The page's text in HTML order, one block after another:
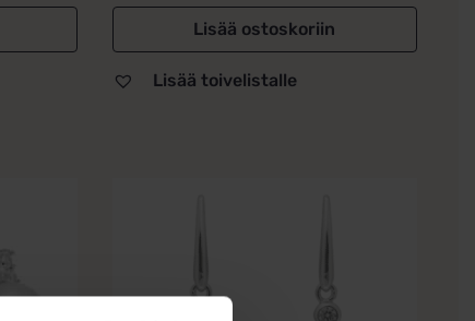
Lisää ostoskoriin
Lisää toivelistalle